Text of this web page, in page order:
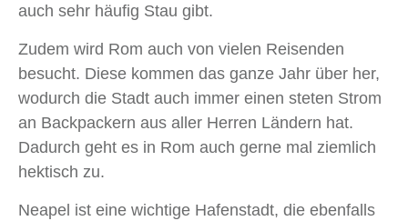
auch sehr häufig Stau gibt.
Zudem wird Rom auch von vielen Reisenden
besucht. Diese kommen das ganze Jahr über her,
wodurch die Stadt auch immer einen steten Strom
an Backpackern aus aller Herren Ländern hat.
Dadurch geht es in Rom auch gerne mal ziemlich
hektisch zu.
Neapel ist eine wichtige Hafenstadt, die ebenfalls